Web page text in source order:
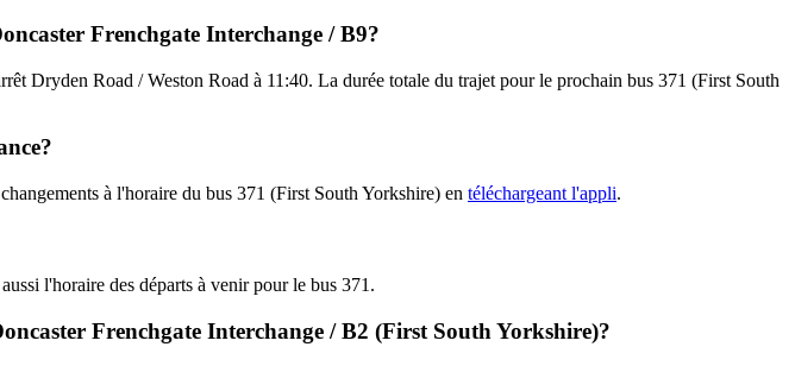
Frenchgate Interchange / B9?
Dryden Road / Weston Road à 11:40. La durée totale du trajet pour le prochain bus 371 (First South
à l'horaire du bus 371 (First South Yorkshire) en téléchargeant l'appli.
l'horaire des départs à venir pour le bus 371.
Frenchgate Interchange / B2 (First South Yorkshire)?